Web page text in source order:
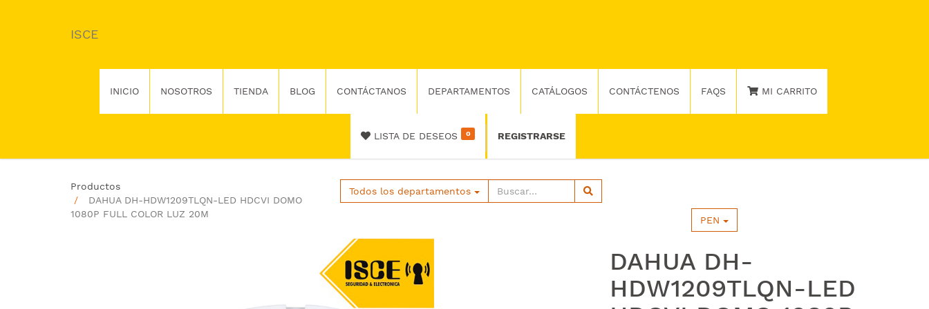
ISCE
INICIO NOSOTROS TIENDA BLOG CONTÁCTANOS DEPARTAMENTOS CATÁLOGOS CONTÁCTENOS FAQS MI CARRITO
LISTA DE DESEOS 0 REGISTRARSE
Productos
DAHUA DH-HDW1209TLQN-LED HDCVI DOMO
1080P FULL COLOR LUZ 20M
Todos los departamentos
PEN
DAHUA DH-
HDW1209TLQN-LED